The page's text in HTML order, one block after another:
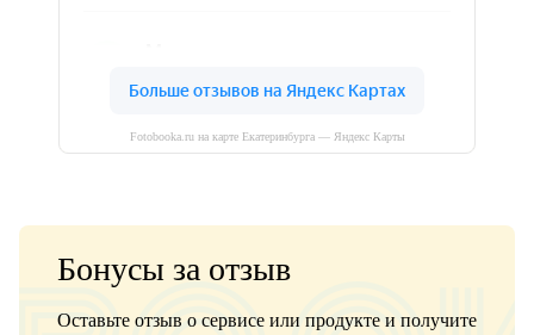
Fotobooka.ru на карте Екатеринбурга — Яндекс Карты
Бонусы за отзыв
Оставьте отзыв о сервисе или продукте и получите